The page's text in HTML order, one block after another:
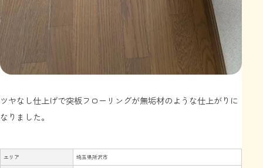
ツヤなし仕上げで突板フローリングが無垢材のような仕上がりに
なりました。
エリア 埼玉県所沢市